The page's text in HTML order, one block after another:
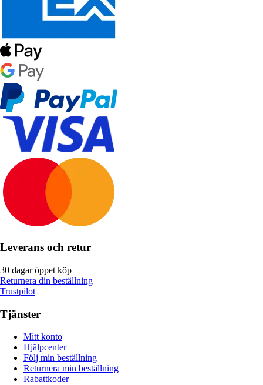
Leverans och retur
30 dagar öppet köp
Returnera din beställning
Trustpilot
Tjänster
Mitt konto
Hjälpcenter
Följ min beställning
Returnera min beställning
Rabattkoder